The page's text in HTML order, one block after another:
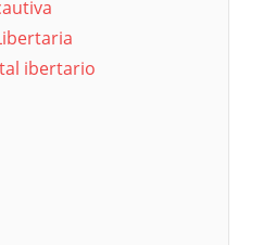
ibertario